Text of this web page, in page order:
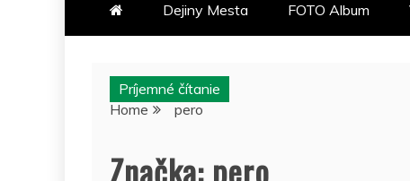
Dejiny Mesta FOTO Album
Príjemné čítanie
Home
pero
Značka: pero